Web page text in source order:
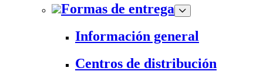
Formas de entrega
Información general
Centros de distribución